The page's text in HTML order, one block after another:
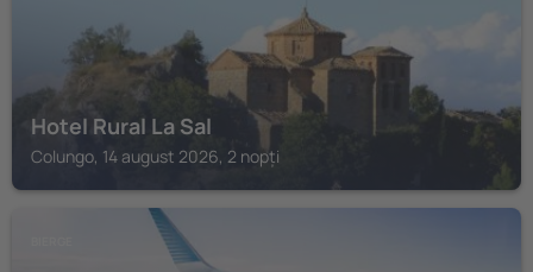
Hotel Rural La Sal
Colungo, 14 august 2026, 2 nopți